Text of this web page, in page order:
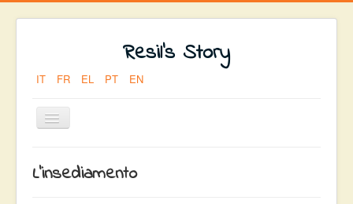
Resil's Story
IT FR EL PT EN
Toggle
Navigation
Sei qui:
L'insediamento